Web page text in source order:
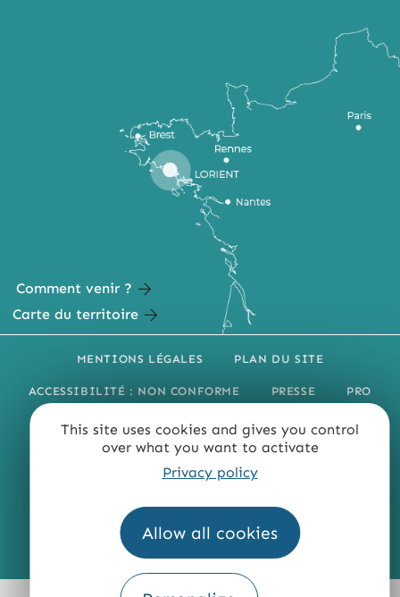
This site uses cookies and gives you control
over what you want to activate
Privacy policy
Allow all cookies
Comment venir ?
Carte du territoire
MENTIONS LÉGALES PLAN DU SITE
ACCESSIBILITÉ : NON CONFORME PRESSE PRO
QUI SOMMES-NOUS ?
Fourni par
Traduction